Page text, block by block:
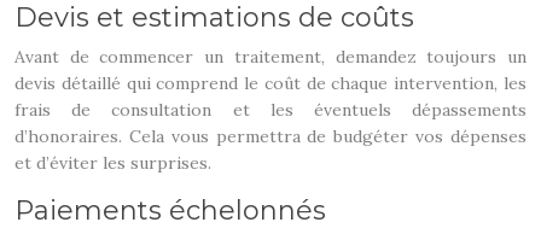
Devis et estimations de coûts
Avant de commencer un traitement, demandez toujours un
devis détaillé qui comprend le coût de chaque intervention, les
frais de consultation et les éventuels dépassements
d’honoraires. Cela vous permettra de budgéter vos dépenses
et d’éviter les surprises.
Paiements échelonnés